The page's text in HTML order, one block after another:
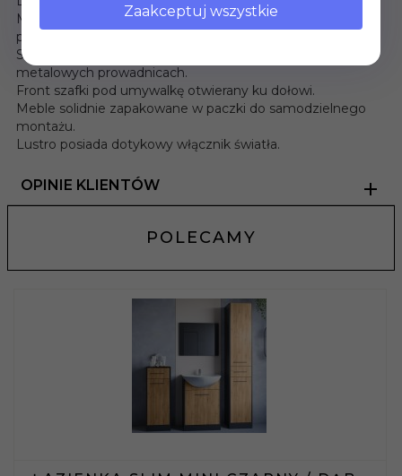
Meble można zakupić w zestawach jak również
pojedyncze elementy.
Szafki posiadają uniwersalne drzwiczki oraz szuflady na
metalowych prowadnicach.
Front szafki pod umywalkę otwierany ku dołowi.
Meble solidnie zapakowane w paczki do samodzielnego
montażu.
Lustro posiada dotykowy włącznik światła.
OPINIE KLIENTÓW
POLECAMY
Zaakceptuj wszystkie